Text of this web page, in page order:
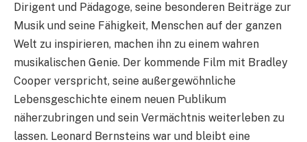
Dirigent und Pädagoge, seine besonderen Beiträge zur
Musik und seine Fähigkeit, Menschen auf der ganzen
Welt zu inspirieren, machen ihn zu einem wahren
musikalischen Genie. Der kommende Film mit Bradley
Cooper verspricht, seine außergewöhnliche
Lebensgeschichte einem neuen Publikum
näherzubringen und sein Vermächtnis weiterleben zu
lassen. Leonard Bernsteins war und bleibt eine